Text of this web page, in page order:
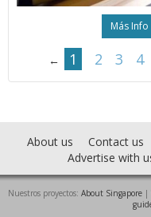
Más Info
← 1 2 3 4
About us Contact us
Advertise with
Nuestros proyectos: About Singapore|